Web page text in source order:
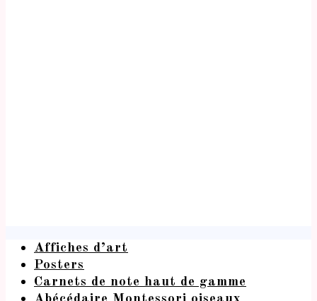
Affiches d’art
Posters
Carnets de note haut de gamme